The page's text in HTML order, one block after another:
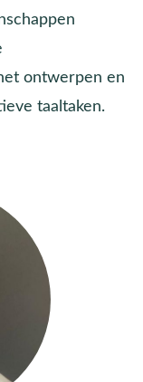
ontwerpen en
taaltaken.